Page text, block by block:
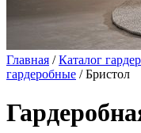
Главная /Каталог
гардеробные / Бристол